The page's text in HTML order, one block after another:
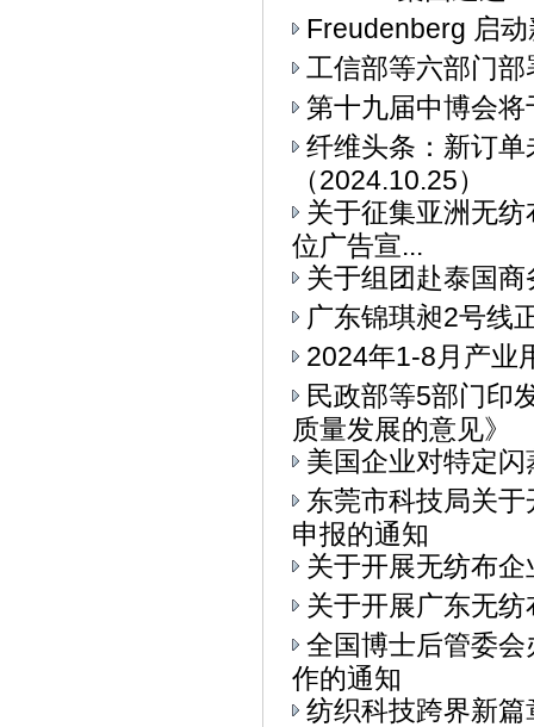
Freudenberg 启
工信部等六部门
第十九届中博会
纤维头条：新订
（2024.10.25）
关于征集亚洲无
位广告宣...
关于组团赴泰国
广东锦琪昶2号线
2024年1-8月产业
民政部等5部门印
质量发展的意见》
美国企业对特定
东莞市科技局关
申报的通知
关于开展无纺布
关于开展广东无
全国博士后管委
作的通知
纺织科技跨界新